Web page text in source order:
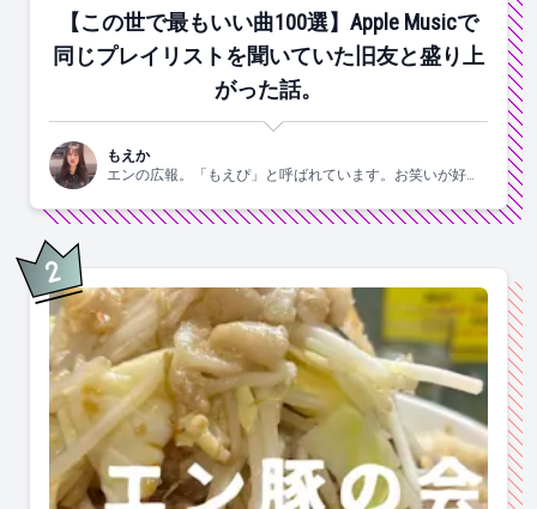
【この世で最もいい曲100選】Apple Musicで
同じプレイリストを聞いていた旧友と盛り上
がった話。
もえか
エンの広報。「もえぴ」と呼ばれています。お笑いが好
2位